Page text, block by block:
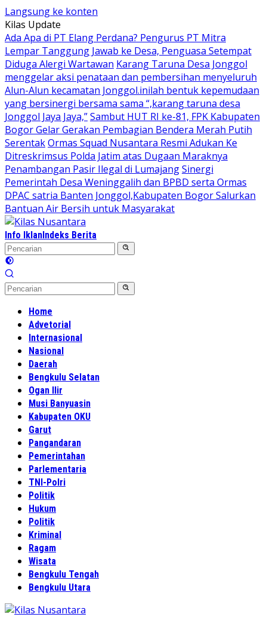
Langsung ke konten
Kilas Update
Ada Apa di PT Elang Perdana? Pengurus PT Mitra
Lempar Tanggung Jawab ke Desa, Penguasa Setempat
Diduga Alergi Wartawan Karang Taruna Desa Jonggol
menggelar aksi penataan dan pembersihan menyeluruh
Alun-Alun kecamatan Jonggol.inilah bentuk kepemudaan
yang bersinergi bersama sama “,karang taruna desa
Jonggol Jaya Jaya,”Sambut HUT RI ke-81, FPK Kabupaten
Bogor Gelar Gerakan Pembagian Bendera Merah Putih
SerentakOrmas Squad Nusantara Resmi Adukan Ke
Ditreskrimsus Polda Jatim atas Dugaan Maraknya
Penambangan Pasir Ilegal di LumajangSinergi
Pemerintah Desa Weninggalih dan BPBD serta Ormas
DPAC satria Banten Jonggol,Kabupaten Bogor Salurkan
Bantuan Air Bersih untuk Masyarakat
Info IklanIndeks Berita
Home
Advetorial
Internasional
Nasional
Daerah
Bengkulu Selatan
Ogan Ilir
Musi Banyuasin
Kabupaten OKU
Garut
Pangandaran
Pemerintahan
Parlementaria
TNI-Polri
Politik
Hukum
Politik
Kriminal
Ragam
Wisata
Bengkulu Tengah
Bengkulu Utara